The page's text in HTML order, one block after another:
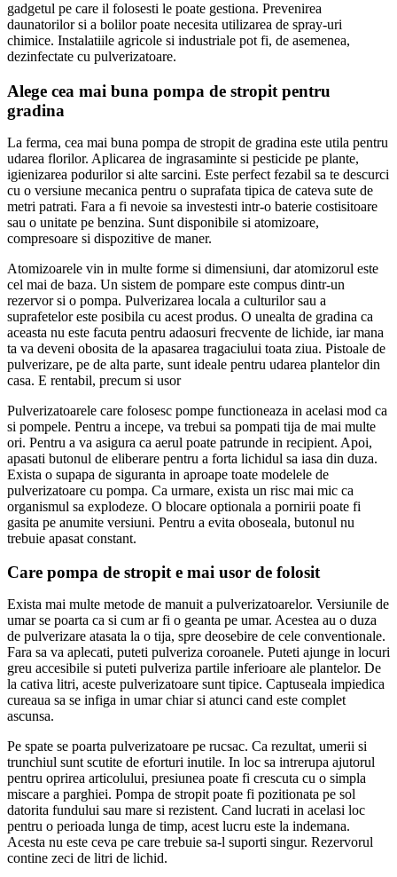
gadgetul pe care il folosesti le poate gestiona. Prevenirea
daunatorilor si a bolilor poate necesita utilizarea de spray-uri
chimice. Instalatiile agricole si industriale pot fi, de asemenea,
dezinfectate cu pulverizatoare.
Alege cea mai buna pompa de stropit pentru
gradina
La ferma, cea mai buna pompa de stropit de gradina este utila pentru
udarea florilor. Aplicarea de ingrasaminte si pesticide pe plante,
igienizarea podurilor si alte sarcini. Este perfect fezabil sa te descurci
cu o versiune mecanica pentru o suprafata tipica de cateva sute de
metri patrati. Fara a fi nevoie sa investesti intr-o baterie costisitoare
sau o unitate pe benzina. Sunt disponibile si atomizoare,
compresoare si dispozitive de maner.
Atomizoarele vin in multe forme si dimensiuni, dar atomizorul este
cel mai de baza. Un sistem de pompare este compus dintr-un
rezervor si o pompa. Pulverizarea locala a culturilor sau a
suprafetelor este posibila cu acest produs. O unealta de gradina ca
aceasta nu este facuta pentru adaosuri frecvente de lichide, iar mana
ta va deveni obosita de la apasarea tragaciului toata ziua. Pistoale de
pulverizare, pe de alta parte, sunt ideale pentru udarea plantelor din
casa. E rentabil, precum si usor
Pulverizatoarele care folosesc pompe functioneaza in acelasi mod ca
si pompele. Pentru a incepe, va trebui sa pompati tija de mai multe
ori. Pentru a va asigura ca aerul poate patrunde in recipient. Apoi,
apasati butonul de eliberare pentru a forta lichidul sa iasa din duza.
Exista o supapa de siguranta in aproape toate modelele de
pulverizatoare cu pompa. Ca urmare, exista un risc mai mic ca
organismul sa explodeze. O blocare optionala a pornirii poate fi
gasita pe anumite versiuni. Pentru a evita oboseala, butonul nu
trebuie apasat constant.
Care pompa de stropit e mai usor de folosit
Exista mai multe metode de manuit a pulverizatoarelor. Versiunile de
umar se poarta ca si cum ar fi o geanta pe umar. Acestea au o duza
de pulverizare atasata la o tija, spre deosebire de cele conventionale.
Fara sa va aplecati, puteti pulveriza coroanele. Puteti ajunge in locuri
greu accesibile si puteti pulveriza partile inferioare ale plantelor. De
la cativa litri, aceste pulverizatoare sunt tipice. Captuseala impiedica
cureaua sa se infiga in umar chiar si atunci cand este complet
ascunsa.
Pe spate se poarta pulverizatoare pe rucsac. Ca rezultat, umerii si
trunchiul sunt scutite de eforturi inutile. In loc sa intrerupa ajutorul
pentru oprirea articolului, presiunea poate fi crescuta cu o simpla
miscare a parghiei. Pompa de stropit poate fi pozitionata pe sol
datorita fundului sau mare si rezistent. Cand lucrati in acelasi loc
pentru o perioada lunga de timp, acest lucru este la indemana.
Acesta nu este ceva pe care trebuie sa-l suporti singur. Rezervorul
contine zeci de litri de lichid.